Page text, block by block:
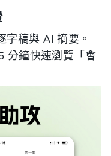
字稿與 AI 摘要。
分鐘快速瀏覽「會